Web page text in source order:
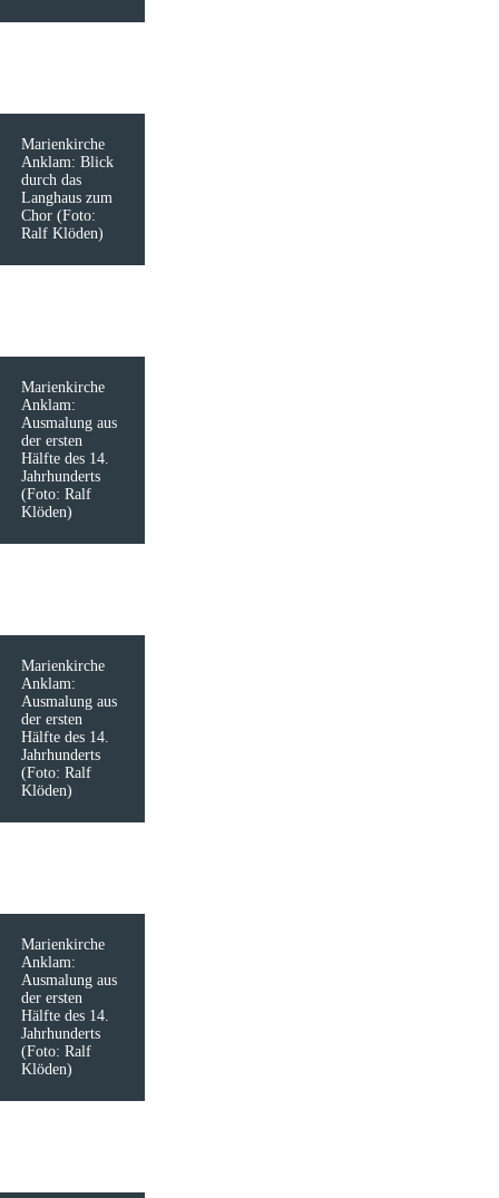
Marienkirche
Anklam: Blick
durch das
Langhaus zum
Chor (Foto:
Ralf Klöden)
Marienkirche
Anklam:
Ausmalung aus
der ersten
Hälfte des 14.
Jahrhunderts
(Foto: Ralf
Klöden)
Marienkirche
Anklam:
Ausmalung aus
der ersten
Hälfte des 14.
Jahrhunderts
(Foto: Ralf
Klöden)
Marienkirche
Anklam:
Ausmalung aus
der ersten
Hälfte des 14.
Jahrhunderts
(Foto: Ralf
Klöden)